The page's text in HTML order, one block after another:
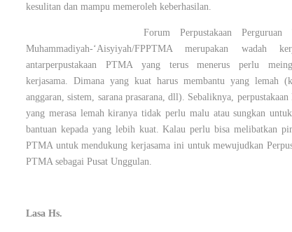
kesulitan dan mampu memeroleh keberhasilan.
Forum Perpustakaan Perguruan
Muhammadiyah-‘Aisyiyah/FPPTMA merupakan wadah
antarperpustakaan PTMA yang terus menerus perlu
kerjasama. Dimana yang kuat harus membantu yang lemah
anggaran, sistem, sarana prasarana, dll). Sebaliknya,
yang merasa lemah kiranya tidak perlu malu atau sungkan
bantuan kepada yang lebih kuat. Kalau perlu bisa melibatkan
PTMA untuk mendukung kerjasama ini untuk mewujudkan
PTMA sebagai Pusat Unggulan.
Lasa Hs.